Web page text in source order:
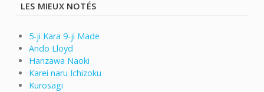
LES MIEUX NOTÉS
5-ji Kara 9-ji Made
Ando Lloyd
Hanzawa Naoki
Karei naru Ichizoku
Kurosagi